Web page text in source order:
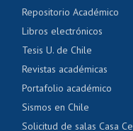
Denuncias
Repositorio Académico
Libros electrónicos
Tesis U. de Chile
Revistas académicas
Portafolio académico
Sismos en Chile
Solicitud de salas Casa